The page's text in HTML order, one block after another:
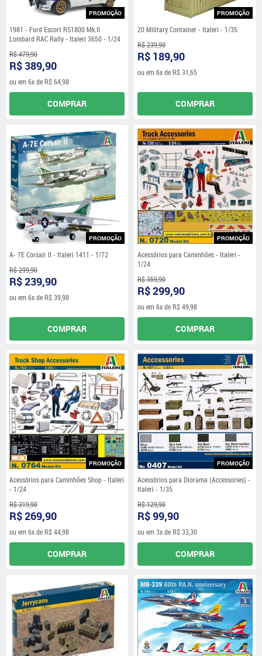
PROMOÇÃO
1981 - Ford Escort RS1800 Mk.II
Lombard RAC Rally - Italeri 3650 - 1/24
R$ 479,90
R$ 389,90
ou em6xdeR$ 64,98
COMPRAR
PROMOÇÃO
20 Military Container - Italeri - 1/35
R$ 239,90
R$ 189,90
ou em6xdeR$ 31,65
COMPRAR
PROMOÇÃO
A- 7E Corsair II - Italeri 1411 - 1/72
R$ 299,90
R$ 239,90
ou em6xdeR$ 39,98
COMPRAR
PROMOÇÃO
Acessórios para Caminhões - Italeri -
1/24
R$ 359,90
R$ 299,90
ou em6xdeR$ 49,98
COMPRAR
PROMOÇÃO
Acessórios para Caminhões Shop - Italeri
- 1/24
R$ 319,90
R$ 269,90
ou em6xdeR$ 44,98
COMPRAR
PROMOÇÃO
Acessórios para Diorama (Accessories) -
Italeri - 1/35
R$ 129,90
R$ 99,90
ou em3xdeR$ 33,30
COMPRAR